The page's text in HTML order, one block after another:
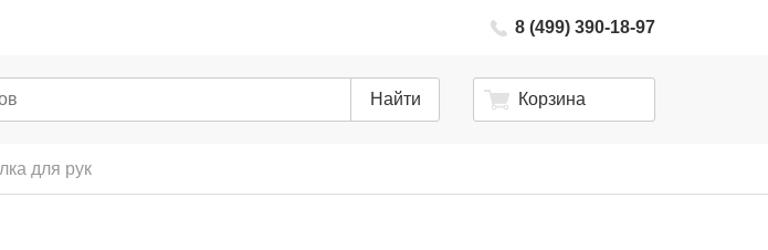
8 (499) 390-18-97
Найти Корзина
для рук